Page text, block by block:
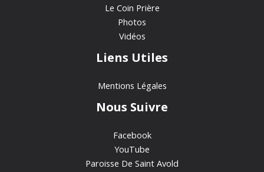
Le Coin Prière
Photos
Vidéos
Liens Utiles
Mentions Légales
Nous Suivre
Facebook
YouTube
Paroisse De Saint Avold